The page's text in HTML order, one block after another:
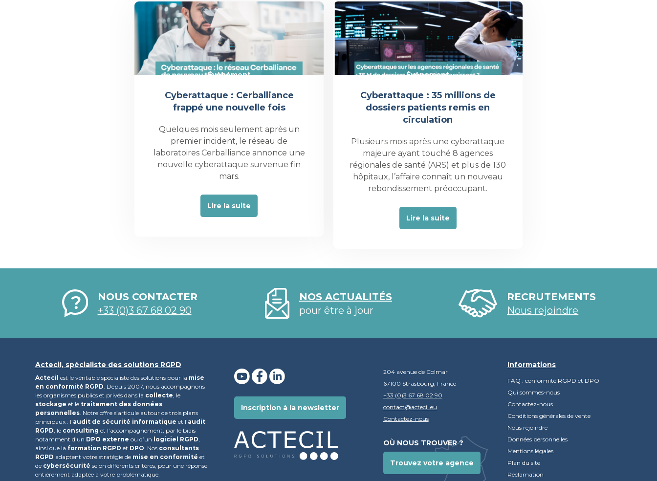
Événement
Cyberattaque : Cerballiance
frappé une nouvelle fois
Quelques mois seulement après un
premier incident, le réseau de
laboratoires Cerballiance annonce une
nouvelle cyberattaque survenue fin
mars.
Lire la suite
Événement
Cyberattaque : 35 millions de
dossiers patients remis en
circulation
Plusieurs mois après une cyberattaque
majeure ayant touché 8 agences
régionales de santé (ARS) et plus de 130
hôpitaux, l’affaire connaît un nouveau
rebondissement préoccupant.
Lire la suite
NOUS CONTACTER
+33 (0)3 67 68 02 90
NOS ACTUALITÉS
pour être à jour
RECRUTEMENTS
Nous rejoindre
Actecil, spécialiste des solutions RGPD
Actecil est le véritable spécialiste des solutions pour la mise
en conformité RGPD. Depuis 2007, nous accompagnons
les organismes publics et privés dans la collecte, le
stockage et le traitement des données
personnelles. Notre offre s’articule autour de trois plans
principaux : l’audit de sécurité informatique et l’audit
RGPD, le consulting et l’accompagnement, par le biais
notamment d’un DPO externe ou d’un logiciel RGPD,
ainsi que la formation RGPD et DPO. Nos consultants
RGPD adaptent votre stratégie de mise en conformité et
de cybersécurité selon différents critères, pour une réponse
entièrement adaptée à votre problématique.
Inscription à la newsletter
204 avenue de Colmar
67100 Strasbourg, France
+33 (0)3 67 68 02 90
contact@actecil.eu
Contactez-nous
OÙ NOUS TROUVER ?
Trouvez votre agence
Informations
FAQ : conformité RGPD et DPO
Qui sommes-nous
Contactez-nous
Conditions générales de vente
Nous rejoindre
Données personnelles
Mentions légales
Plan du site
Réclamation